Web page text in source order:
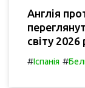
Англія
світу 2026
#Іспанія #